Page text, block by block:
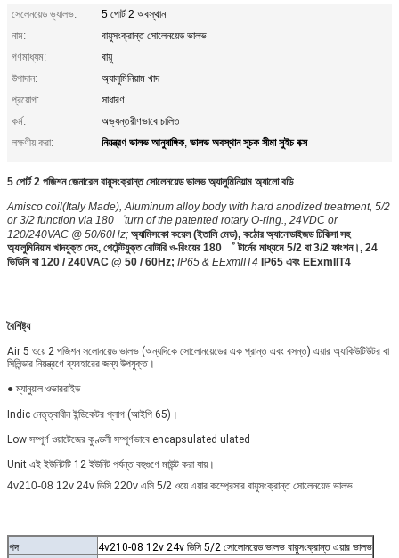
সেলেনয়েড ভ্যালভ:
5 পোর্ট 2 অবস্থান
নাম:
বায়ুসংক্রান্ত সোলেনয়েড ভালভ
গণমাধ্যম:
বায়ু
উপাদান:
অ্যালুমিনিয়াম খাদ
প্রয়োগ:
সাধারণ
কর্ম:
অভ্যন্তরীণভাবে চালিত
লক্ষণীয় করা:
নিয়ন্ত্রণ ভালভ আনুষাঙ্গিক, ভালভ অবস্থান সূচক সীমা সুইচ বক্স
5 পোর্ট 2 পজিশন জেনারেল বায়ুসংক্রান্ত সোলেনয়েড ভালভ অ্যালুমিনিয়াম অ্যালো বডি
Amisco coil(Italy Made), Aluminum alloy body with hard anodized treatment, 5/2
or 3/2 function via 180゜turn of the patented rotary O-ring., 24VDC or
120/240VAC @ 50/60Hz; অ্যামিসকো কয়েল (ইতালি মেড), কঠোর অ্যানোডাইজড চিকিত্সা সহ
অ্যালুমিনিয়াম খাদযুক্ত দেহ, পেটেন্টযুক্ত রোটারি ও-রিংয়ের 180 ゜ টার্নের মাধ্যমে 5/2 বা 3/2 ফাংশন।, 24
ভিডিসি বা 120 / 240VAC @ 50 / 60Hz; IP65 & EExmIIT4 IP65 এবং EExmIIT4
বৈশিষ্ট্য
Air 5 ওয়ে 2 পজিশন সলোনয়েড ভালভ (অন্যদিকে সোলোনয়েডের এক প্রান্ত এবং বসন্ত) এয়ার অ্যাকিউটিউটর বা
সিলিন্ডার নিয়ন্ত্রণে ব্যবহারের জন্য উপযুক্ত।
● ম্যানুয়াল ওভাররাইড
Indic নেতৃত্বাধীন ইন্ডিকেটর প্লাগ (আইপি 65)।
Low সম্পূর্ণ ওয়াটেজের কুণ্ডলী সম্পূর্ণভাবে encapsulated ulated
Unit এই ইউনিটটি 12 ইউনিট পর্যন্ত বহুগুণে মাউন্ট করা যায়।
4v210-08 12v 24v ডিসি 220v এসি 5/2 ওয়ে এয়ার কম্প্রেসার বায়ুসংক্রান্ত সোলেনয়েড ভালভ
পদ
4v210-08 12v 24v ডিসি 5/2 সোলোনয়েড ভালভ বায়ুসংক্রান্ত এয়ার ভালভ